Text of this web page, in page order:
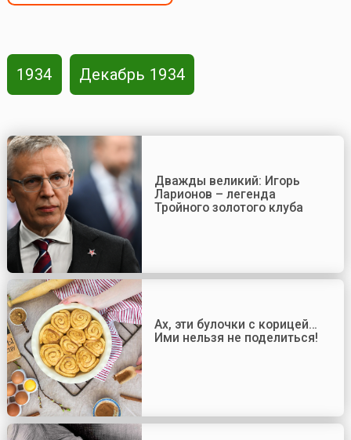
1934 Декабрь 1934
Дважды великий: Игорь
Ларионов – легенда
Тройного золотого клуба
Ах, эти булочки с корицей…
Ими нельзя не поделиться!